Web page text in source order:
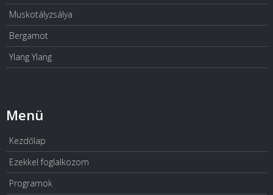
Muskotályzsálya
Bergamot
Ylang Ylang
Menü
Kezdőlap
Ezekkel foglalkozom
Programok